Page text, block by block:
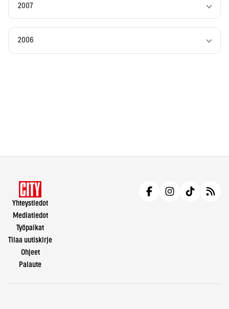
2007
2006
Yhteystiedot
Mediatiedot
Työpaikat
Tilaa uutiskirje
Ohjeet
Palaute